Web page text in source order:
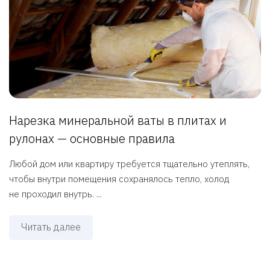
Нарезка минеральной ваты в плитах и
рулонах — основные правила
Любой дом или квартиру требуется тщательно утеплять,
чтобы внутри помещения сохранялось тепло, холод
не проходил внутрь. ...
Читать далее